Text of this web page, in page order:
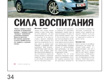
34